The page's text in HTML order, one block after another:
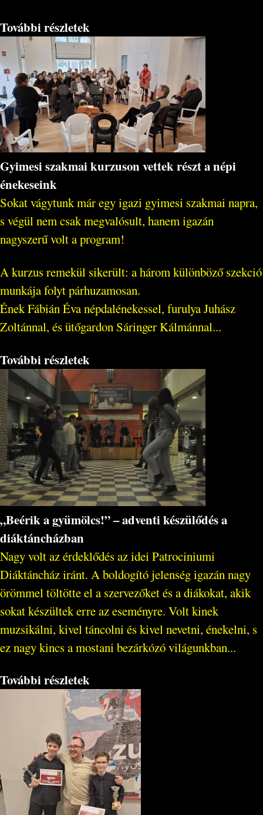
További részletek
Gyimesi szakmai kurzuson vettek részt a népi
énekeseink
Sokat vágytunk már egy igazi gyimesi szakmai napra,
s végül nem csak megvalósult, hanem igazán
nagyszerű volt a program!
A kurzus remekül sikerült: a három különböző szekció
munkája folyt párhuzamosan.
Ének Fábián Éva népdalénekessel, furulya Juhász
Zoltánnal, és ütőgardon Sáringer Kálmánnal...
További részletek
„Beérik a gyümölcs!” – adventi készülődés a
diáktáncházban
Nagy volt az érdeklődés az idei Patrociniumi
Diáktáncház iránt. A boldogító jelenség igazán nagy
örömmel töltötte el a szervezőket és a diákokat, akik
sokat készültek erre az eseményre. Volt kinek
muzsikálni, kivel táncolni és kivel nevetni, énekelni, s
ez nagy kincs a mostani bezárkózó világunkban...
További részletek